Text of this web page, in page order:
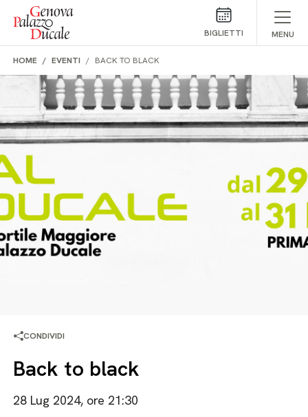
Salta al contenuto
BIGLIETTI MENU
HOME EVENTI BACK TO BLACK
CONDIVIDI
Back to black
28 Lug 2024, ore 21:30